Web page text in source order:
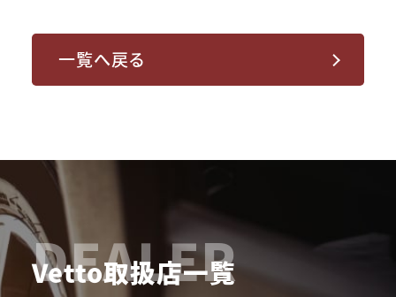
一覧へ戻る
DEALER
Vetto取扱店一覧